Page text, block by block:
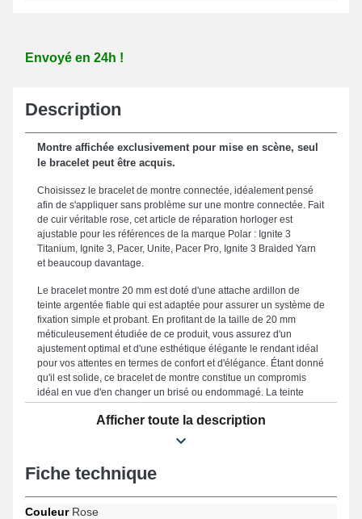
Envoyé en 24h !
Description
Montre affichée exclusivement pour mise en scène, seul
le bracelet peut être acquis.
Choisissez le bracelet de montre connectée, idéalement pensé
afin de s'appliquer sans problème sur une montre connectée. Fait
de cuir véritable rose, cet article de réparation horloger est
ajustable pour les références de la marque Polar : Ignite 3
Titanium, Ignite 3, Pacer, Unite, Pacer Pro, Ignite 3 Braided Yarn
et beaucoup davantage.
Le bracelet montre 20 mm est doté d'une attache ardillon de
teinte argentée fiable qui est adaptée pour assurer un système de
fixation simple et probant. En profitant de la taille de 20 mm
méticuleusement étudiée de ce produit, vous assurez d'un
ajustement optimal et d'une esthétique élégante le rendant idéal
pour vos attentes en termes de confort et d'élégance. Étant donné
qu'il est solide, ce bracelet de montre constitue un compromis
idéal en vue d'en changer un brisé ou endommagé. La teinte
spécifiquement ceux qui souhaitent un mélange subtil entre
sophistication et durabilité, ce bracelet pour montre convient
par un fermoir ardillon de qualité supérieure, et son adaptabilité
pour les formats Pacer Pro, Ignite 3 Braided Yarn, Ignite 3, Ignite,
Pacer, Ignite 3 Titanium et beaucoup d'autres encore de la
marque Polar. Grâce à ses matériaux de haute qualité, ce
Afficher toute la description
Fiche technique
CouleurRose